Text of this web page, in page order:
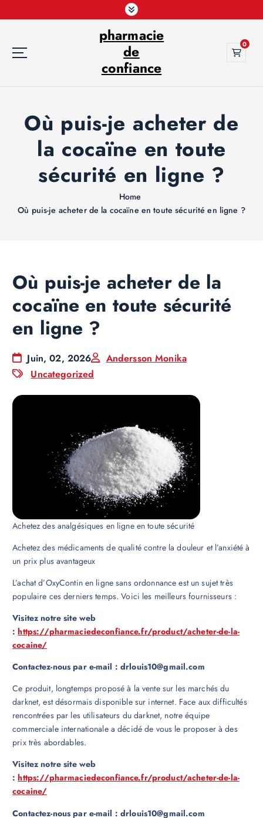
k
pharmacie
de
confiance
0
Où puis-je acheter de
la cocaïne en toute
sécurité en ligne ?
Home
Où puis-je acheter de la cocaïne en toute sécurité en ligne ?
Où puis-je acheter de la
cocaïne en toute sécurité
en ligne ?
Juin, 02, 2026
Andersson Monika
Uncategorized
Achetez des analgésiques en ligne en toute sécurité
Achetez des médicaments de qualité contre la douleur et l’anxiété à
un prix plus avantageux
L’achat d’OxyContin en ligne sans ordonnance est un sujet très
populaire ces derniers temps. Voici les meilleurs fournisseurs :
Visitez notre site web
:https://pharmaciedeconfiance.fr/product/acheter-de-la-
cocaine/
Contactez-nous par e-mail : drlouis10@gmail.com
Ce produit, longtemps proposé à la vente sur les marchés du
darknet, est désormais disponible sur internet. Face aux difficultés
rencontrées par les utilisateurs du darknet, notre équipe
commerciale internationale a décidé de vous le proposer à des
prix très abordables.
Visitez notre site web
:https://pharmaciedeconfiance.fr/product/acheter-de-la-
cocaine/
Contactez-nous par e-mail : drlouis10@gmail.com